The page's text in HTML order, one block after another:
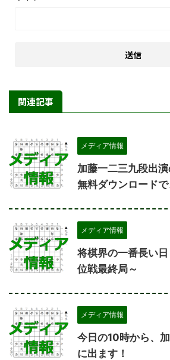
関連記事
メディア情報
加藤一二三九段出
無料ダウンロード
メディア情報
将棋界の一番長い
位戦最終局～
メディア情報
今日の10時から、
に出ます！